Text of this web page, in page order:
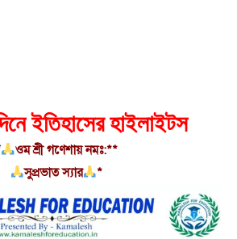
ইতিহাসের হাইলাইটস
ওম শ্রী গণেশায় নমঃ:**
সুপ্রভাত স্যার
*